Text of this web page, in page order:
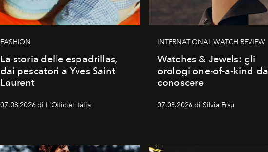
FASHION
La storia delle espadrillas,
dai pescatori a Yves Saint
Laurent
07.08.2026 di L'Officiel Italia
INTERNATIONAL WATCH REVIEW
Watches & Jewels: gli
orologi one-of-a-kind da
conoscere
07.08.2026 di Silvia Frau